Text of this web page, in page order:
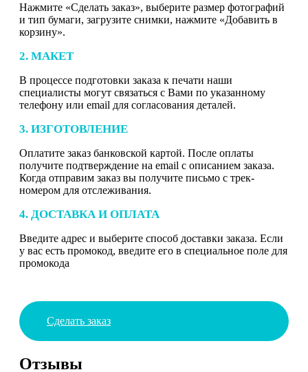
Нажмите «Сделать заказ», выберите размер фотографий
и тип бумаги, загрузите снимки, нажмите «Добавить в
корзину».
2. МАКЕТ
В процессе подготовки заказа к печати наши
специалисты могут связаться с Вами по указанному
телефону или email для согласования деталей.
3. ИЗГОТОВЛЕНИЕ
Оплатите заказ банковской картой. После оплаты
получите подтверждение на email с описанием заказа.
Когда отправим заказ вы получите письмо с трек-
номером для отслеживания.
4. ДОСТАВКА И ОПЛАТА
Введите адрес и выберите способ доставки заказа. Если
у вас есть промокод, введите его в специальное поле для
промокода
Сделать заказ
Отзывы